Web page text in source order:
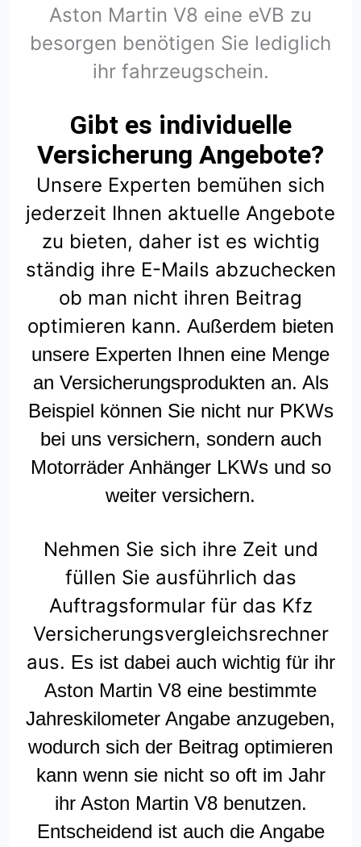
Aston Martin V8 eine eVB zu
besorgen benötigen Sie lediglich
ihr fahrzeugschein.
Gibt es individuelle
Versicherung Angebote?
Unsere Experten bemühen sich
jederzeit Ihnen aktuelle Angebote
zu bieten, daher ist es wichtig
ständig ihre E-Mails abzuchecken
ob man nicht ihren Beitrag
optimieren kann. Außerdem bieten
unsere Experten Ihnen eine Menge
an Versicherungsprodukten an. Als
Beispiel können Sie nicht nur PKWs
bei uns versichern, sondern auch
Motorräder Anhänger LKWs und so
weiter versichern.
Nehmen Sie sich ihre Zeit und
füllen Sie ausführlich das
Auftragsformular für das Kfz
Versicherungsvergleichsrechner
aus. Es ist dabei auch wichtig für ihr
Aston Martin V8 eine bestimmte
Jahreskilometer Angabe anzugeben,
wodurch sich der Beitrag optimieren
kann wenn sie nicht so oft im Jahr
ihr Aston Martin V8 benutzen.
Entscheidend ist auch die Angabe